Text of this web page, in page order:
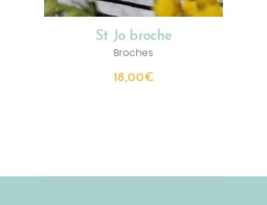
St Jo broche
Broches
18,00€